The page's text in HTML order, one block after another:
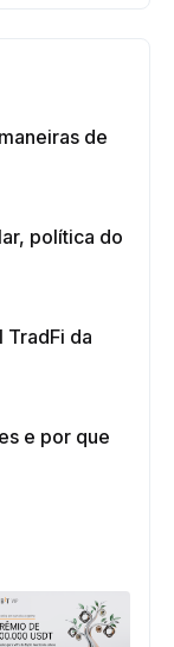
de
política do
TradFi da
e por que